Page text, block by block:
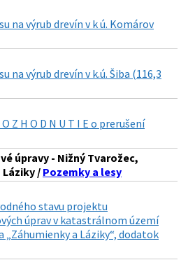
na výrub drevín v k ú. Komárov
na výrub drevín v k.ú. Šiba (116,3
O Z H O D N U T I E o prerušení
úpravy - Nižný Tvarožec,
/ Pozemky a lesy
stavu projektu
úprav v katastrálnom území
a Láziky“, dodatok